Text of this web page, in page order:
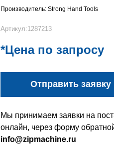
Производитель: Strong Hand Tools
Артикул:1287213
*Цена по запросу
Отправить заявку
Мы принимаем заявки на
онлайн, через форму
info@zipmachine.ru